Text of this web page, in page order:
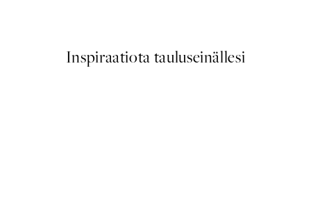
Inspiraatiota tauluseinällesi